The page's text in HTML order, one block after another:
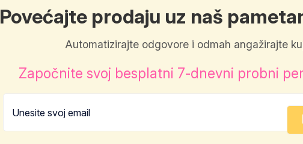
Povećajte prodaju uz naš
Automatizirajte odgovore i odmah angažirajte
Započnite svoj besplatni 7-dnevni probni